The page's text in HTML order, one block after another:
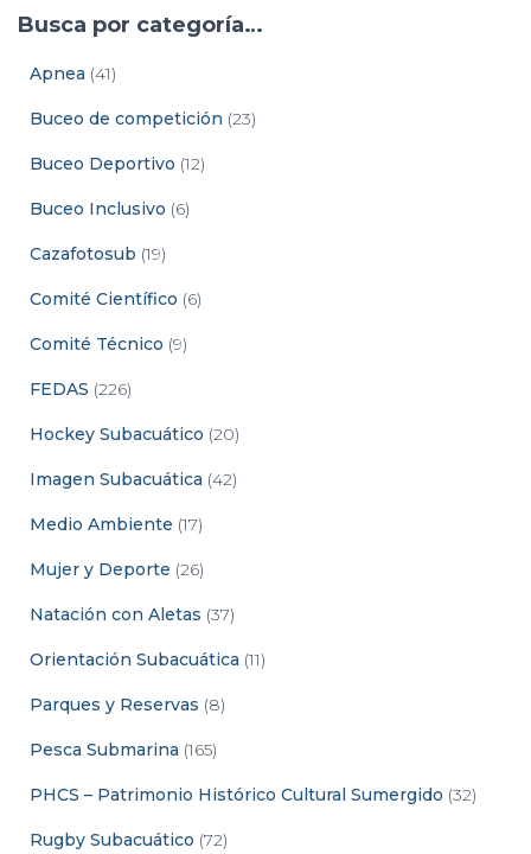
Busca por categoría…
Apnea (41)
Buceo de competición (23)
Buceo Deportivo (12)
Buceo Inclusivo (6)
Cazafotosub (19)
Comité Científico (6)
Comité Técnico (9)
FEDAS (226)
Hockey Subacuático (20)
Imagen Subacuática (42)
Medio Ambiente (17)
Mujer y Deporte (26)
Natación con Aletas (37)
Orientación Subacuática (11)
Parques y Reservas (8)
Pesca Submarina (165)
PHCS – Patrimonio Histórico Cultural Sumergido (32)
Rugby Subacuático (72)